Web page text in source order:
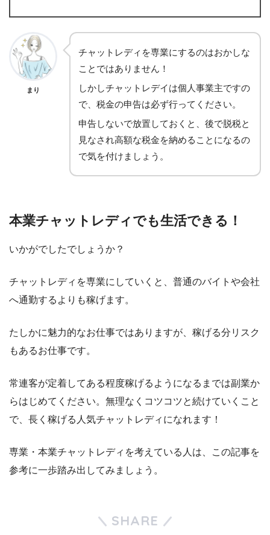
まり
チャットレディを専業にするのはおかしな
ことではありません！
しかしチャットレデイは個人事業主ですの
で、税金の申告は必ず行ってください。
申告しないで放置しておくと、後で脱税と
見なされ高額な税金を納めることになるの
で気を付けましょう。
本業チャットレディでも生活できる！
いかがでしたでしょうか？
チャットレディを専業にしていくと、普通のバイトや会社
へ通勤するよりも稼げます。
たしかに魅力的なお仕事ではありますが、稼げる分リスク
もあるお仕事です。
常連客が定着してある程度稼げるようになるまでは副業か
らはじめてください。無理なくコツコツと続けていくこと
で、長く稼げる人気チャットレディになれます！
専業・本業チャットレディを考えている人は、この記事を
参考に一歩踏み出してみましょう。
SHARE